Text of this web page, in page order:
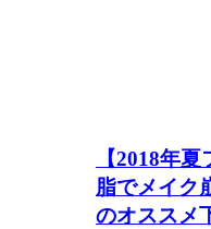
【2018年
脂でメイク
のオススメ